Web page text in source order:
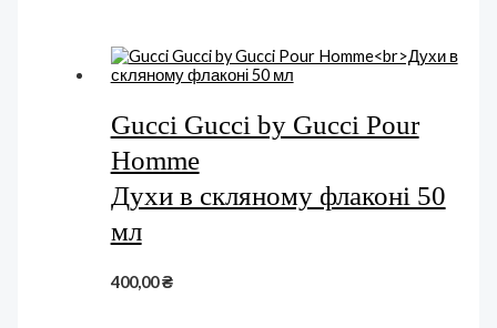
Gucci Gucci by Gucci Pour
Homme
Духи в скляному флаконі 50
мл
400,00₴